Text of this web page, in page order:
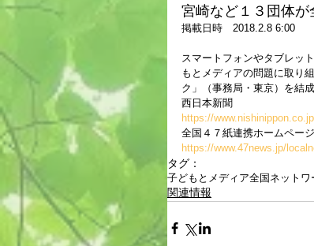
宮崎など１３団体
掲載日時　2018.2.8 6:00
スマートフォンやタブレッ
もとメディアの問題に取り
ク」（事務局・東京）を結成
西日本新聞
https://
全国４７紙連携ホームページ
https://www.47news.jp/
タグ：
子どもとメディア全国ネットワ
関連情報